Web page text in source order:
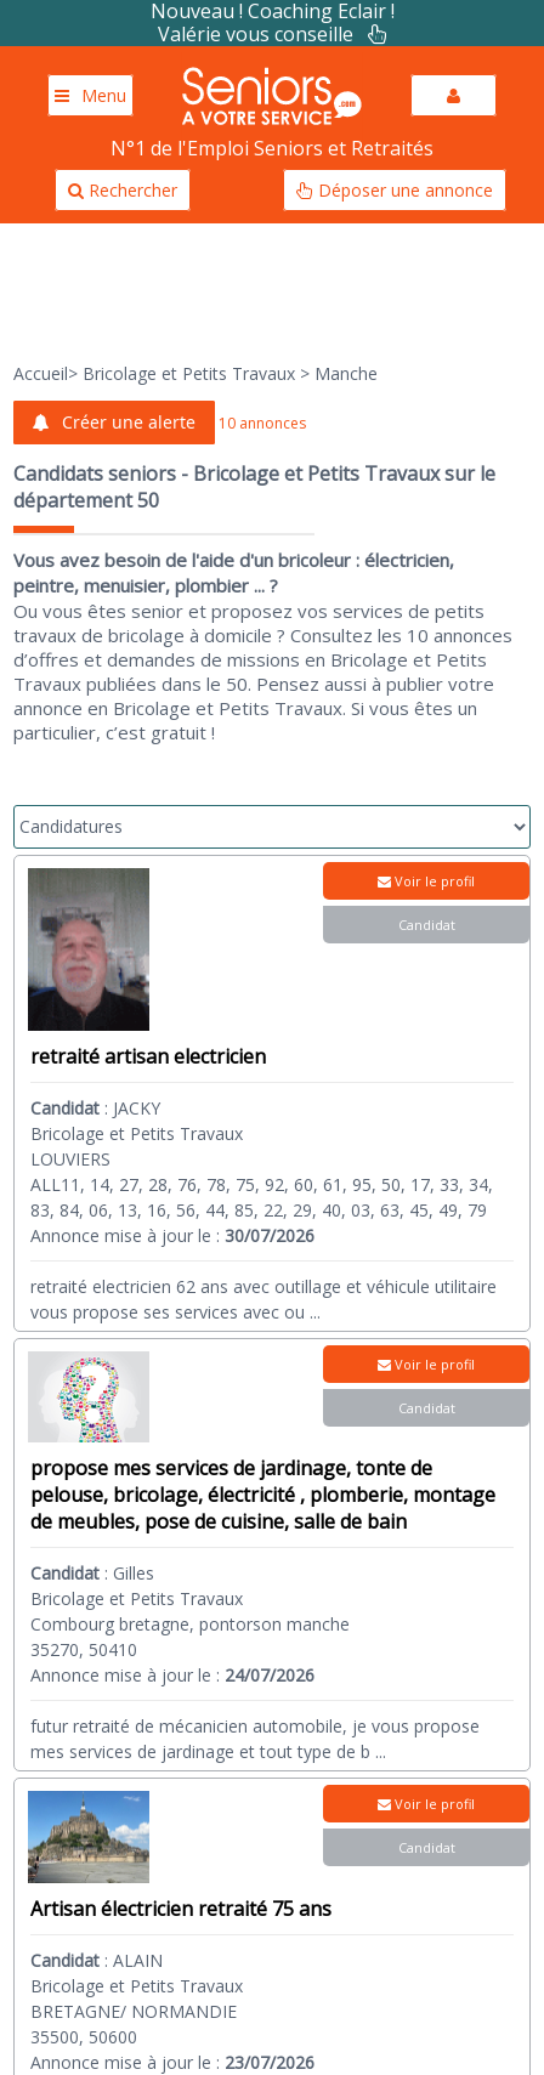
Nouveau ! Coaching Eclair !
Valérie vous conseille
Menu
N°1 de l'Emploi Seniors et Retraités
Rechercher Déposer une annonce
Accueil> Bricolage et Petits Travaux > Manche
Créer une alerte 10 annonces
Candidats seniors - Bricolage et Petits Travaux sur le
département 50
Vous avez besoin de l'aide d'un bricoleur : électricien,
peintre, menuisier, plombier ... ?
Ou vous êtes senior et proposez vos services de petits
travaux de bricolage à domicile ? Consultez les 10 annonces
d’offres et demandes de missions en Bricolage et Petits
Travaux publiées dans le 50. Pensez aussi à publier votre
annonce en Bricolage et Petits Travaux. Si vous êtes un
particulier, c’est gratuit !
retraité artisan electricien
Candidat : JACKY
Bricolage et Petits Travaux
LOUVIERS
ALL11, 14, 27, 28, 76, 78, 75, 92, 60, 61, 95, 50, 17, 33, 34,
83, 84, 06, 13, 16, 56, 44, 85, 22, 29, 40, 03, 63, 45, 49, 79
Annonce mise à jour le :30/07/2026
retraité electricien 62 ans avec outillage et véhicule utilitaire
vous propose ses services avec ou ...
Voir le profil
Candidat
propose mes services de jardinage, tonte de
pelouse, bricolage, électricité , plomberie, montage
de meubles, pose de cuisine, salle de bain
Candidat : Gilles
Bricolage et Petits Travaux
Combourg bretagne, pontorson manche
35270, 50410
Annonce mise à jour le : 24/07/2026
futur retraité de mécanicien automobile, je vous propose
mes services de jardinage et tout type de b ...
Voir le profil
Candidat
Artisan électricien retraité 75 ans
Candidat :ALAIN
Bricolage et Petits Travaux
BRETAGNE/ NORMANDIE
35500, 50600
Annonce mise à jour le : 23/07/2026
Voir le profil
Candidat